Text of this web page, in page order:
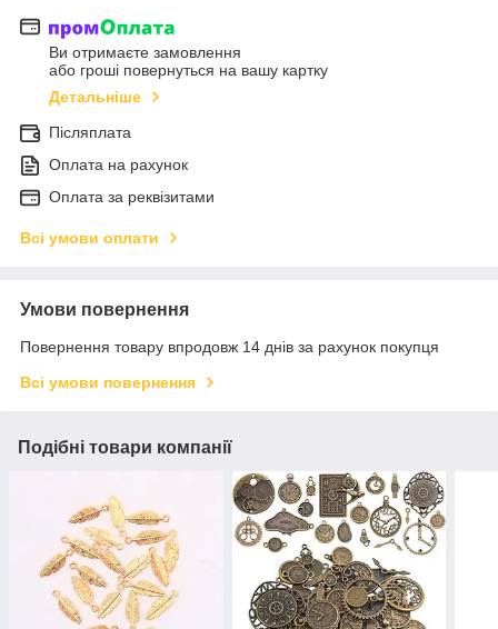
Ви отримаєте замовлення
або гроші повернуться на вашу картку
Детальніше
Післяплата
Оплата на рахунок
Оплата за реквізитами
Всі умови оплати
Умови повернення
Повернення товару впродовж 14 днів за рахунок покупця
Всі умови повернення
Подібні товари компанії